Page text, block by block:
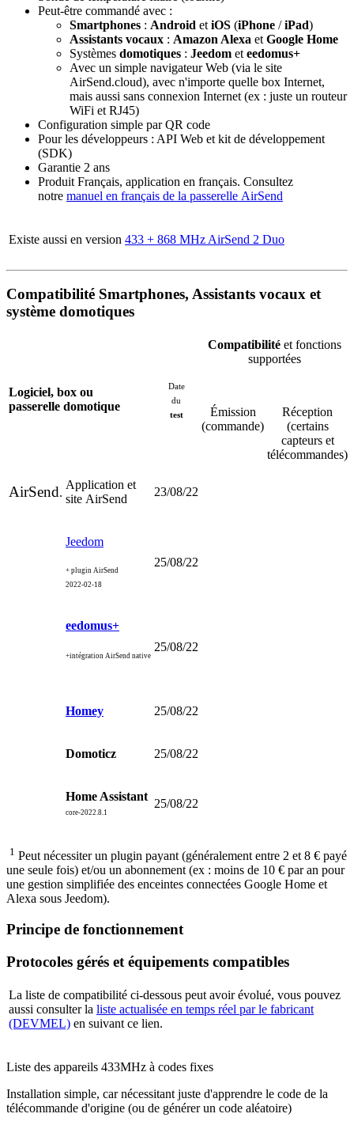
Peut-être commandé avec :
Smartphones : Android et iOS (iPhone /iPad)
Assistants vocaux : Amazon Alexa et Google Home
Systèmes domotiques : Jeedom et eedomus+
Avec un simple navigateur Web (via le site
AirSend.cloud), avec n'importe quelle box Internet,
mais aussi sans connexion Internet (ex : juste un routeur
WiFi et RJ45)
Configuration simple par QR code
Pour les développeurs : API Web et kit de développement
(SDK)
Garantie 2 ans
Produit Français, application en français. Consultez
notre manuel en français de la passerelle AirSend
Existe aussi en version 433 + 868 MHz AirSend 2 Duo
Compatibilité Smartphones, Assistants vocaux et
système domotiques
Logiciel, box ou
passerelle domotique
Date
du
test
Compatibilité et fonctions
supportées
Émission
(commande)
Réception
(certains
capteurs et
télécommandes)
AirSend.
Application et
site AirSend
23/08/22
Jeedom
+ plugin AirSend
2022-02-18
25/08/22
eedomus+
+intégration AirSend native
25/08/22
Homey 25/08/22
Domoticz 25/08/22
Home Assistant
core-2022.8.1
25/08/22
1 Peut nécessiter un plugin payant (généralement entre 2 et 8 € payé
une seule fois) et/ou un abonnement (ex : moins de 10 € par an pour
une gestion simplifiée des enceintes connectées Google Home et
Alexa sous Jeedom).
Principe de fonctionnement
Protocoles gérés et équipements compatibles
La liste de compatibilité ci-dessous peut avoir évolué, vous pouvez
aussi consulter la liste actualisée en temps réel par le fabricant
(DEVMEL) en suivant ce lien.
Liste des appareils 433MHz à codes fixes
Installation simple, car nécessitant juste d'apprendre le code de la
télécommande d'origine (ou de générer un code aléatoire)